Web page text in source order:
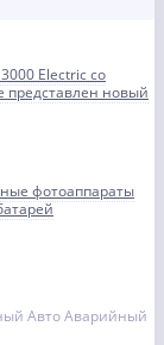
Electric со
представлен новый
фотоаппараты
Авто Аварийный